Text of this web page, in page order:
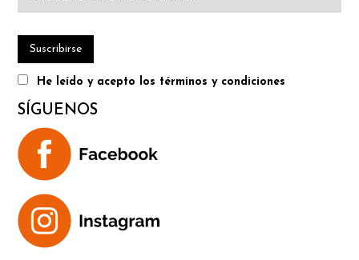
He leído y acepto los términos y condiciones
SÍGUENOS